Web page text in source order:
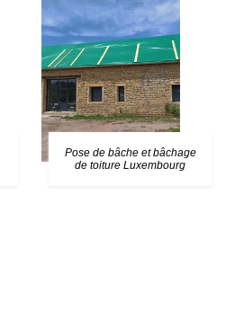
Pose de bâche et bâchage
de toiture Luxembourg